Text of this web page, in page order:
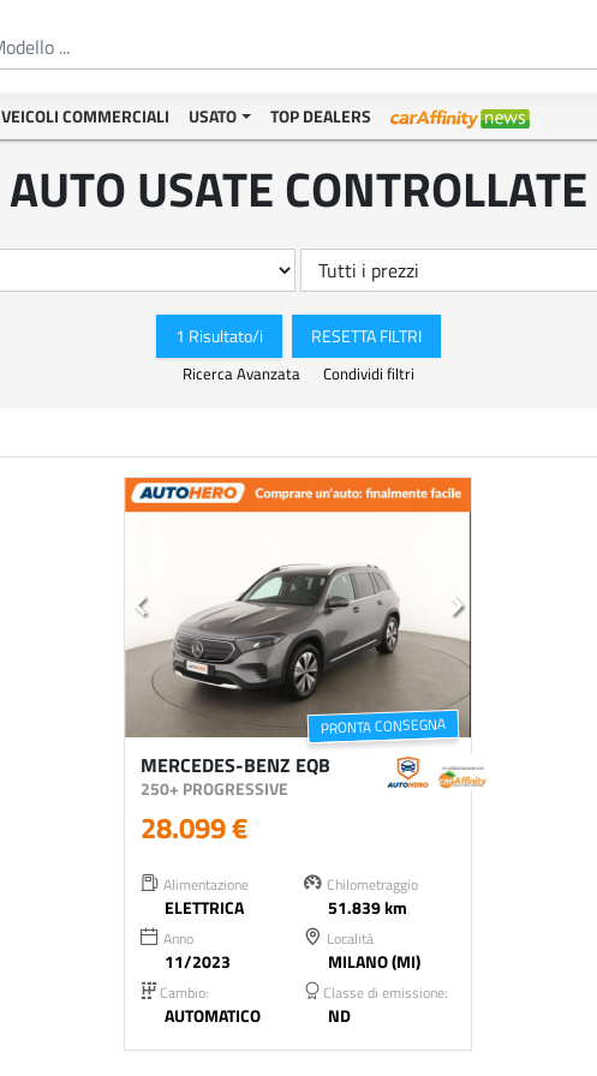
VEICOLI COMMERCIALI USATO TOP DEALERS
AUTO USATE CONTROLLATE
1 Risultato/i RESETTA FILTRI
Ricerca Avanzata Condividi filtri
PRONTA CONSEGNA
MERCEDES-BENZ EQB
250+ PROGRESSIVE
28.099 €
Alimentazione
ELETTRICA
Chilometraggio
51.839 km
Anno
11/2023
Località
MILANO (MI)
Cambio:
AUTOMATICO
Classe di emissione:
ND